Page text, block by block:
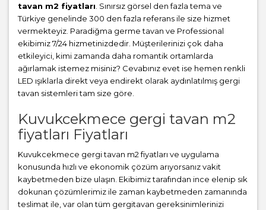
tavan m2 fiyatları . Sınırsız görsel den fazla tema ve
Türkiye genelinde 300 den fazla referans ile size hizmet
vermekteyiz. Paradiğma germe tavan ve Professional
ekibimiz 7/24 hizmetinizdedir. Müşterilerinizi çok daha
etkileyici, kimi zamanda daha romantik ortamlarda
ağırlamak istemez misiniz? Cevabınız evet ise hemen renkli
LED ışıklarla direkt veya endirekt olarak aydınlatılmış gergi
tavan sistemleri tam size göre.
Kuvukcekmece gergi tavan m2
fiyatları Fiyatları
Kuvukcekmece gergi tavan m2 fiyatları ve uygulama
konusunda hızlı ve ekonomik çözüm arıyorsanız vakit
kaybetmeden bize ulaşın. Ekibimiz tarafından ince elenip sık
dokunan çözümlerimiz ile zaman kaybetmeden zamanında
teslimat ile, var olan tüm gergitavan gereksinimlerinizi